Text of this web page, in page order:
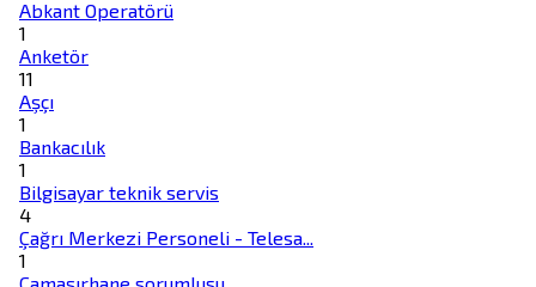
Abkant Operatörü
1
Anketör
11
Aşçı
1
Bankacılık
1
Bilgisayar teknik servis
4
Çağrı Merkezi Personeli - Telesa...
1